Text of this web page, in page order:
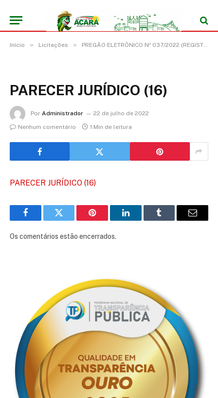
Início » Licitações » PREGÃO ELETRÔNICO Nº 037/2022 (REGISTRO DE PREÇO PARA FUTURA E EVENTUAL AQUISIÇÃO DE MEDICAMENTO HOSPITALAR OBJETIVANDO ATENDER AS NECESSIDADES DA SECRETARIA MUNICIPAL DE SAÚDE DE ACARÁ/PA)
PARECER JURÍDICO (16)
Por Administrador
22 de julho de 2022
Nenhum comentário
1 Min de leitura
PARECER JURÍDICO (16)
FacebookTwitter Pinterest LinkedInTumblr
E-
Os comentários estão encerrados.